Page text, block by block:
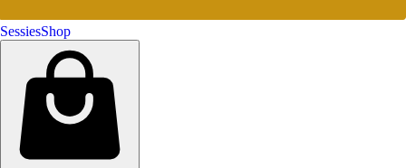
SessiesShop